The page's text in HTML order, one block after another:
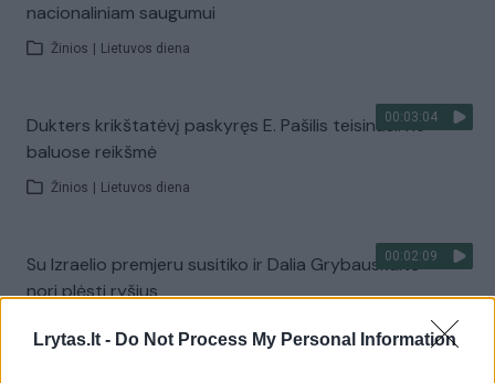
Lrytas.lt - Do Not Process My Personal Information
nacionaliniam saugumui
Žinios Lietuvos diena
00:03:04
Dukters krikštatėvį paskyręs E. Pašilis teisinasi: ne
baluose reikšmė
Žinios Lietuvos diena
00:02:09
Su Izraelio premjeru susitiko ir Dalia Grybauskaitė –
nori plėsti ryšius